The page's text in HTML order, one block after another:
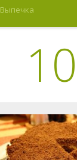
Выпечка
10